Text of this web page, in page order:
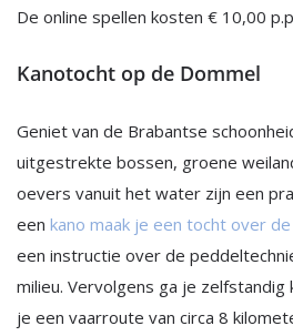
De online spellen kosten € 10,00
Kanotocht op de Dommel
Geniet van de Brabantse
uitgestrekte bossen, groene
oevers vanuit het water zijn een
een kano maak je een tocht over
een instructie over de
milieu. Vervolgens ga je zelfstandig
je een vaarroute van circa 8